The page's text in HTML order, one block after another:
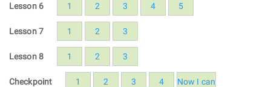
Lesson 6 1 2 3 4 5
Lesson 7 1 2 3
Lesson 8 1 2 3
Checkpoint 1 2 3 4 Now I can